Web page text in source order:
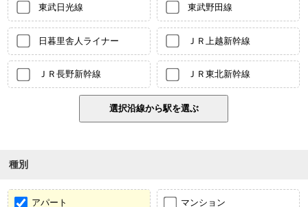
東武日光線 東武野田線
日暮里舎人ライナー ＪＲ上越新幹線
ＪＲ長野新幹線 ＪＲ東北新幹線
種別
アパート マンション